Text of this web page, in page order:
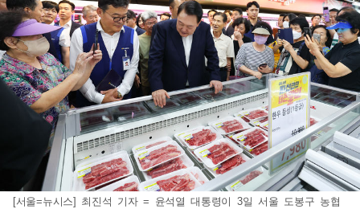
[서울=뉴시스] 최진석 기자 = 윤석열 대통령이 3일 서울 도봉구 농협